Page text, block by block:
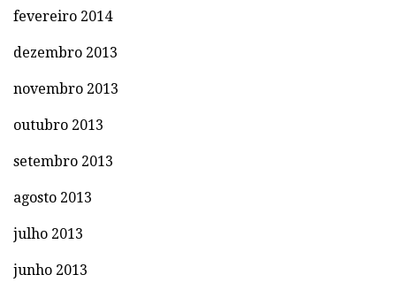
fevereiro 2014
dezembro 2013
novembro 2013
outubro 2013
setembro 2013
agosto 2013
julho 2013
junho 2013